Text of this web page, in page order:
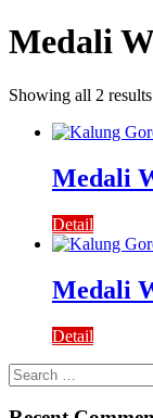
Medali
Showing all 2 results
Medali
Detail
Medali
Detail
Search
for: